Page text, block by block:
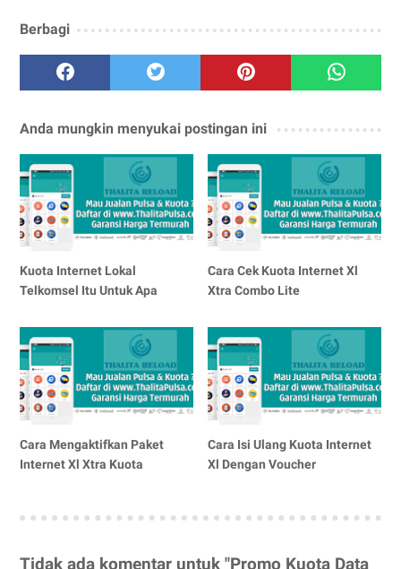
Berbagi
Anda mungkin menyukai postingan ini
Kuota Internet Lokal
Telkomsel Itu Untuk Apa
Cara Cek Kuota Internet Xl
Xtra Combo Lite
Cara Mengaktifkan Paket
Internet Xl Xtra Kuota
Cara Isi Ulang Kuota Internet
Xl Dengan Voucher
Tidak ada komentar untuk "Promo Kuota Data